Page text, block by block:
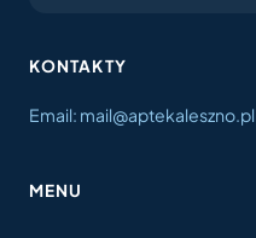
KONTAKTY
Email: mail@aptekaleszno.pl
MENU